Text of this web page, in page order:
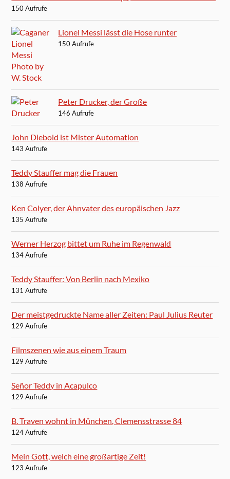
150 Aufrufe
Lionel Messi lässt die Hose runter
150 Aufrufe
Peter Drucker, der Große
146 Aufrufe
John Diebold ist Mister Automation
143 Aufrufe
Teddy Stauffer mag die Frauen
138 Aufrufe
Ken Colyer, der Ahnvater des europäischen Jazz
135 Aufrufe
Werner Herzog bittet um Ruhe im Regenwald
134 Aufrufe
Teddy Stauffer: Von Berlin nach Mexiko
131 Aufrufe
Der meistgedruckte Name aller Zeiten: Paul Julius Reuter
129 Aufrufe
Filmszenen wie aus einem Traum
129 Aufrufe
Señor Teddy in Acapulco
129 Aufrufe
B. Traven wohnt in München, Clemensstrasse 84
124 Aufrufe
Mein Gott, welch eine großartige Zeit!
123 Aufrufe